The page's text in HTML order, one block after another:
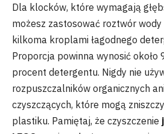
Dla klocków, które wymagają
możesz zastosować roztwór
kilkoma kroplami łagodnego
Proporcja powinna wynosić
procent detergentu. Nigdy nie
rozpuszczalników organicznych
czyszczących, które mogą
plastiku. Pamiętaj, że czyszczenie